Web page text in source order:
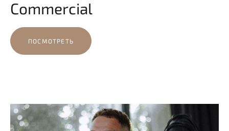
Commercial
ПОСМОТРЕТЬ